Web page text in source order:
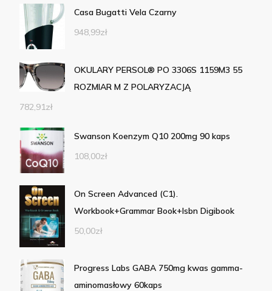
Casa Bugatti Vela Czarny
948,99zł
OKULARY PERSOL® PO 3306S 1159M3 55
ROZMIAR M Z POLARYZACJĄ
782,91zł
Swanson Koenzym Q10 200mg 90 kaps
108,00zł
On Screen Advanced (C1).
Workbook+Grammar Book+Isbn Digibook
50,00zł
Progress Labs GABA 750mg kwas gamma-
aminomasłowy 60kaps